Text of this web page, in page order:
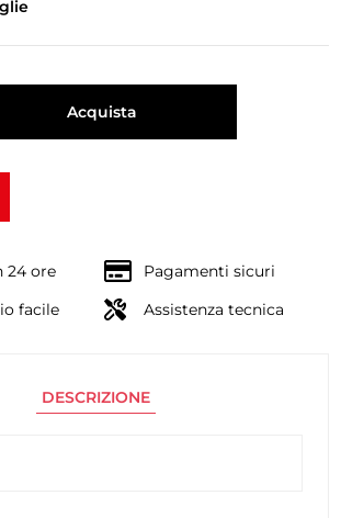
Acquista
24 ore
Pagamenti sicuri
facile
Assistenza tecnica
DESCRIZIONE